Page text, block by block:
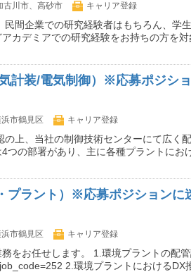
古川市、高砂市 キャリア登録
間企業での研究経験者はもちろん、学
カデミアでの研究経験をお持ちの方を対
計装/電気制御）※応募ポジシ
市鶴見区 キャリア登録
の上、当社の制御技術センターにて広く
つの部署があり、主に各種プラントにお
プラント）※応募ポジションに
市鶴見区 キャリア登録
をお任せします。 1.環境プラントの配
2.環境プラントにおけるDX